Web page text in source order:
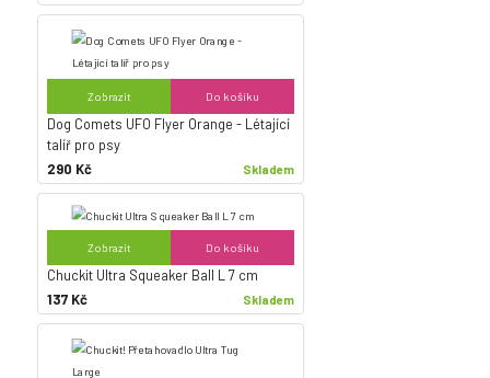
Zobrazit Do košíku
Dog Comets UFO Flyer Orange - Létající
talíř pro psy
290 Kč
Skladem
Zobrazit Do košíku
Chuckit Ultra Squeaker Ball L 7 cm
137 Kč
Skladem